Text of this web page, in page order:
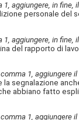
1, aggiungere, in fine,
personale del
1, aggiungere, in fine,
del rapporto di
1, aggiungere
segnalazione
abbiano fatto
1, aggiungere